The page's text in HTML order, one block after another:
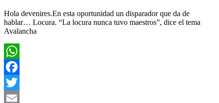
Hola devenires.En esta oportunidad un disparador que da de
hablar… Locura. “La locura nunca tuvo maestros”, dice el tema
Avalancha
WhatsApp
Facebook
Twitter